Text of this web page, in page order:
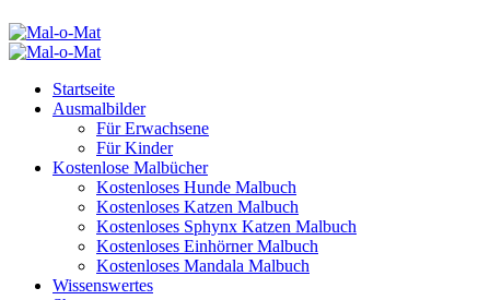
Startseite
Ausmalbilder
Für Erwachsene
Für Kinder
Kostenlose Malbücher
Kostenloses Hunde Malbuch
Kostenloses Katzen Malbuch
Kostenloses Sphynx Katzen Malbuch
Kostenloses Einhörner Malbuch
Kostenloses Mandala Malbuch
Wissenswertes